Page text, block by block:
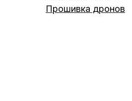
Прошивка дронов